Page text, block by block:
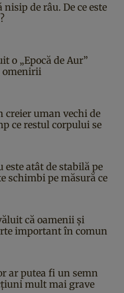
de râu. De ce este
o „Epocă de Aur”
omenirii
creier uman vechi de
ce restul corpului se
este atât de stabilă pe
schimbi pe măsură ce
că oamenii și
important în comun
ar putea fi un semn
mult mai grave